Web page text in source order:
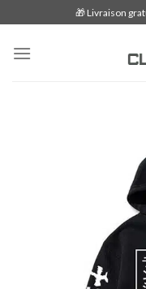
to
content
🎁 Livraison